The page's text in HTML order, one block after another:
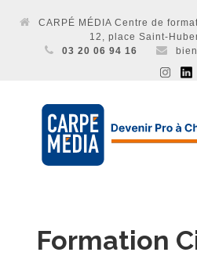
CARPÉ MÉDIA Centre de
12, place Saint-
03 20 06 94 16
Formation